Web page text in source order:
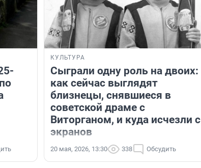
КУЛЬТУРА
Сыграли одну роль на двоих:
как сейчас выглядят
близнецы, снявшиеся в
советской драме с
Виторганом, и куда исчезли с
экранов
20 мая, 2026, 13:30 338 Обсудить